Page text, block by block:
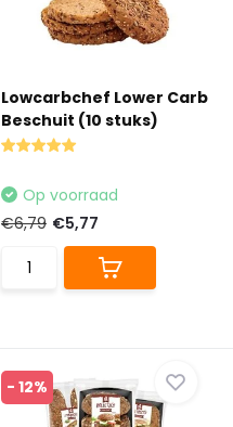
Lowcarbchef Lower Carb
Beschuit (10 stuks)
Op voorraad
€6,79 €5,77
- 12%